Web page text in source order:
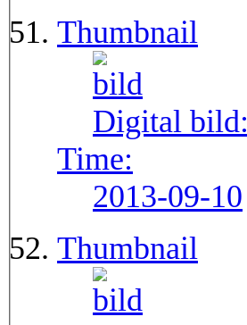
Thumbnail
Digital bild:
Time:
2013-09-10
Thumbnail